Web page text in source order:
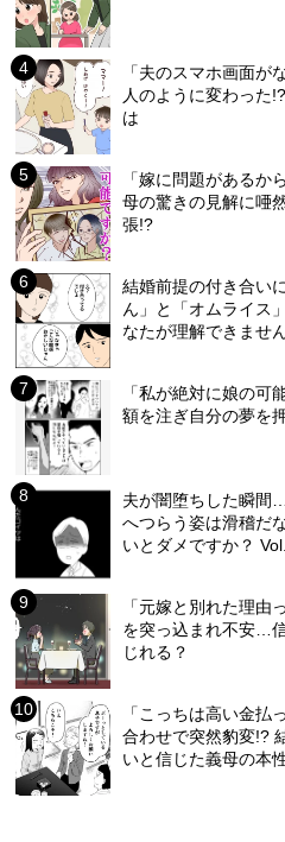
「夫のスマホ画面
人のように変わった
は
「嫁に問題があるか
母の驚きの見解に唖
張!?
結婚前提の付き合い
ん」と「オムライス
なたが理解できませ
「私が絶対に娘の
額を注ぎ自分の夢を
夫が闇堕ちした瞬間
へつらう姿は滑稽だ
いとダメですか？
「元嫁と別れた理由
を突っ込まれ不安…
じれる？
「こっちは高い金払
合わせで突然豹変!?
いと信じた義母の本